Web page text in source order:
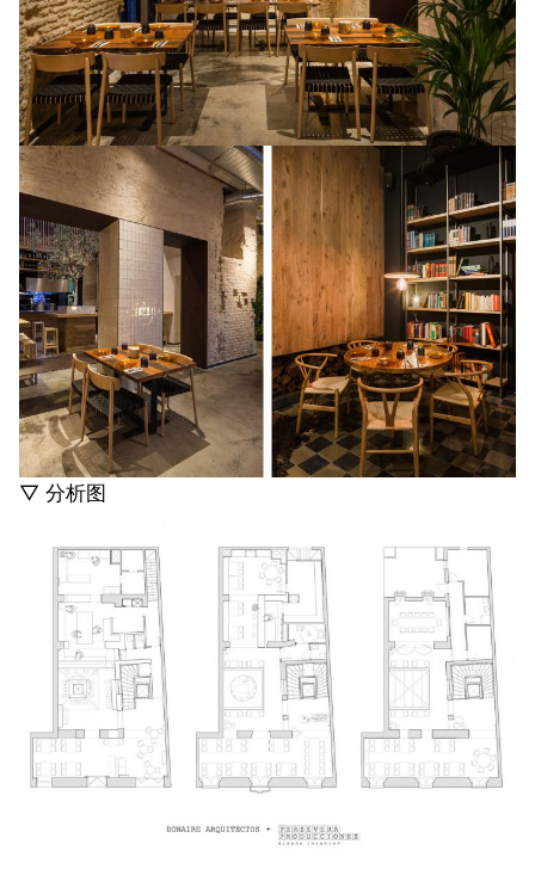
▽ 分析图